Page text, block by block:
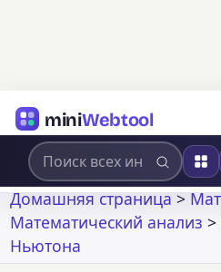
miniWebtool
Домашняя страница>
Математический анализ >
Ньютона